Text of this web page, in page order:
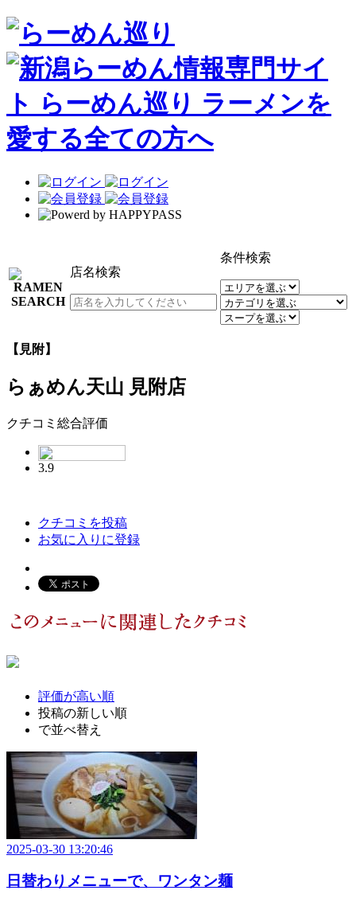
店名検索
条件検索
【見附】
らぁめん天山 見附店
クチコミ総合評価
3.9
クチコミを投稿
お気に入りに登録
評価が高い順
投稿の新しい順
で並べ替え
2025-03-30 13:20:46
日替わりメニューで、ワンタン麺